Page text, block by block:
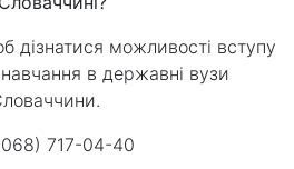
дізнатися можливості вступу
в державні вузи
717-04-40